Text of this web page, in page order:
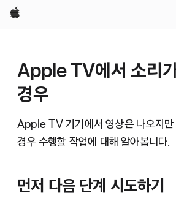
Apple
Apple TV에서 소리
경우
Apple TV 기기에서 영상은 나오지만
경우 수행할 작업에 대해 알아봅니다.
먼저 다음 단계 시도하기